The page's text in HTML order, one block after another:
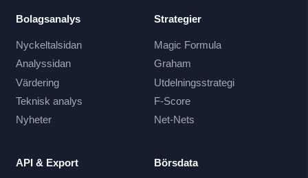
Bolagsanalys
Nyckeltalsidan
Analyssidan
Värdering
Teknisk analys
Nyheter
Strategier
Magic Formula
Graham
Utdelningsstrategi
F-Score
Net-Nets
API & Export Börsdata